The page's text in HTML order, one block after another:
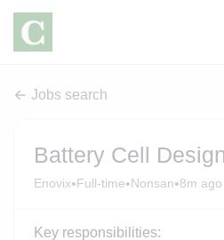
Jobs search
Battery Cell
Enovix•Full-time•Nonsan•8m ago
Key responsibilities: